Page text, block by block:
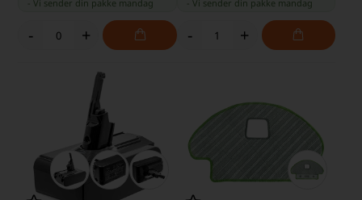
-Vi sender din pakke mandag
- +
Vi sender din pakke mandag
- +